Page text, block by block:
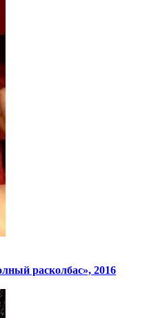
расколбас», 2016